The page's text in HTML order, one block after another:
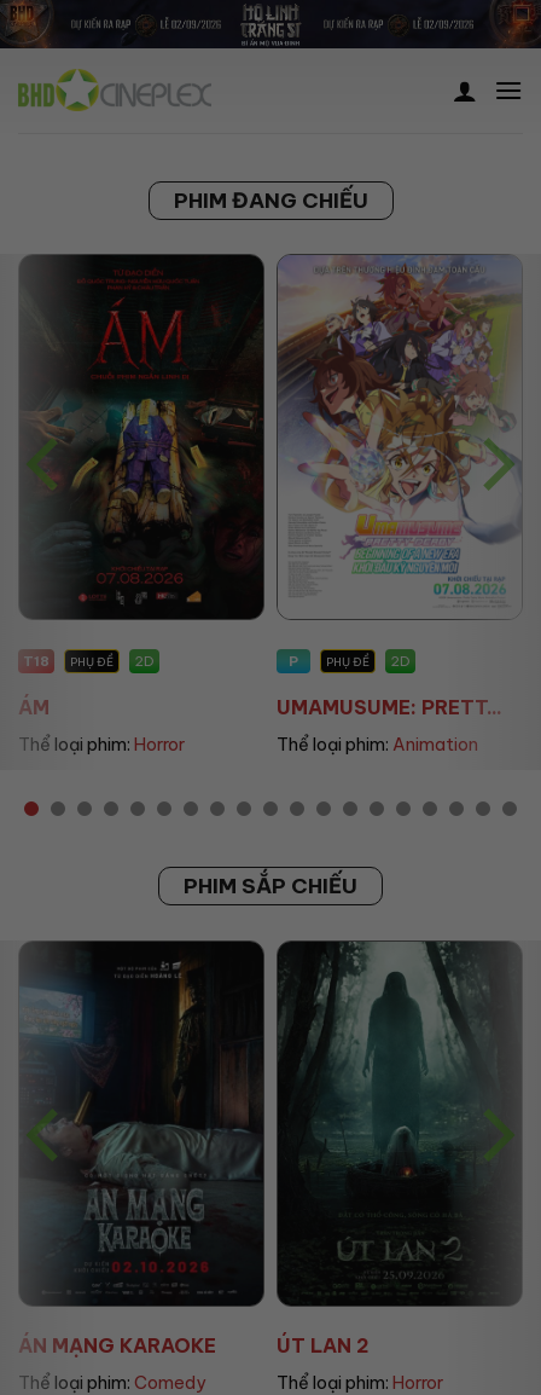
Skip
to
content
PHIM ĐANG CHIẾU
T18 PHỤ ĐỀ 2D
ÁM
Thể loại phim: Horror
P PHỤ ĐỀ 2D
UMAMUSUME: PRETT...
Thể loại phim: Animation
PHIM SẮP CHIẾU
ÁN MẠNG KARAOKE
Thể loại phim: Comedy
ÚT LAN 2
Thể loại phim: Horror